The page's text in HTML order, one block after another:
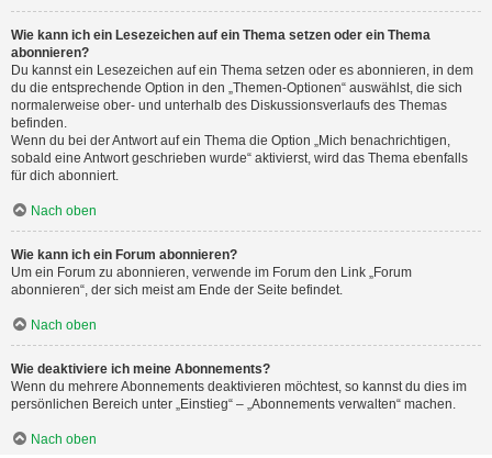
Wie kann ich ein Lesezeichen auf ein Thema setzen oder ein Thema
abonnieren?
Du kannst ein Lesezeichen auf ein Thema setzen oder es abonnieren, in dem
du die entsprechende Option in den „Themen-Optionen“ auswählst, die sich
normalerweise ober- und unterhalb des Diskussionsverlaufs des Themas
befinden.
Wenn du bei der Antwort auf ein Thema die Option „Mich benachrichtigen,
sobald eine Antwort geschrieben wurde“ aktivierst, wird das Thema ebenfalls
für dich abonniert.
Nach oben
Wie kann ich ein Forum abonnieren?
Um ein Forum zu abonnieren, verwende im Forum den Link „Forum
abonnieren“, der sich meist am Ende der Seite befindet.
Nach oben
Wie deaktiviere ich meine Abonnements?
Wenn du mehrere Abonnements deaktivieren möchtest, so kannst du dies im
persönlichen Bereich unter „Einstieg“ – „Abonnements verwalten“ machen.
Nach oben